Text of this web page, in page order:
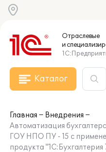
Отраслевые
и
Каталог
Главная
Внедрения
Автоматизация
ГОУ НПО ПУ - 15 с
продукта